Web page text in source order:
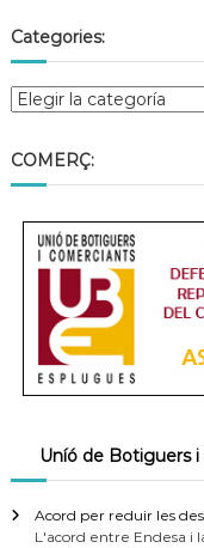
Categories:
COMERÇ:
Uníó de Botiguers i
Acord per reduir les
L'acord entre Endesa i